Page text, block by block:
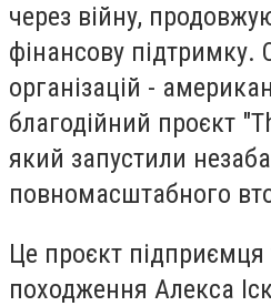
через війну,
фінансову підтримку.
організацій -
благодійний проєкт
який запустили
повномасштабного
Це проєкт підприємця
походження Алекса